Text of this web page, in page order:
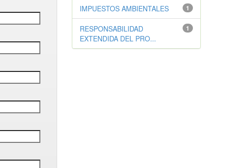
1
IMPUESTOS AMBIENTALES
1
RESPONSABILIDAD
EXTENDIDA DEL PRO...